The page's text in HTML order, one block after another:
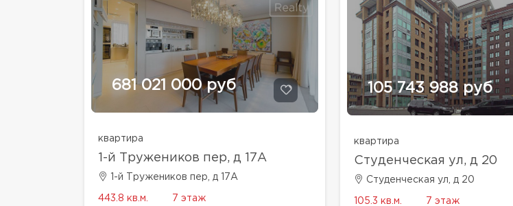
681 021 000 руб
квартира
1-й Тружеников пер, д 17А
1-й Тружеников пер, д 17А
443.8 кв.м. 7 этаж
105 743 988 руб
квартира
Студенческая ул, д 20
Студенческая ул, д 20
105.3 кв.м. 7 этаж